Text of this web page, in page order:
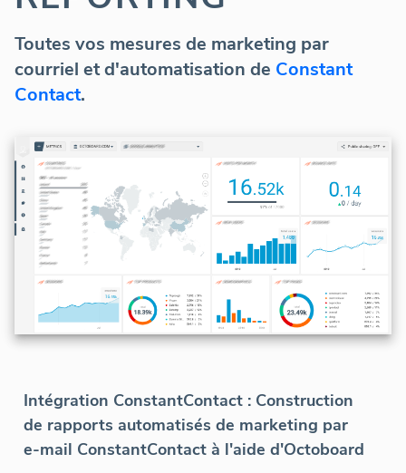
Toutes vos mesures de marketing par
courriel et d'automatisation de Constant
Contact.
Intégration ConstantContact : Construction
de rapports automatisés de marketing par
e-mail ConstantContact à l'aide d'Octoboard